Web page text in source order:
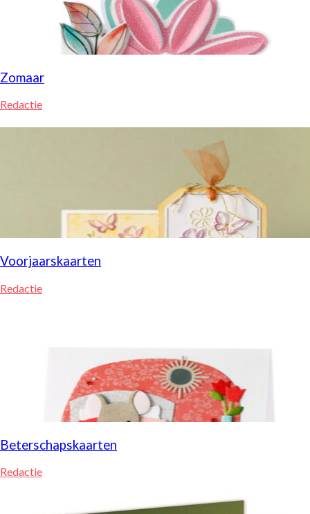
Zomaar
Redactie
Voorjaarskaarten
Redactie
Beterschapskaarten
Redactie